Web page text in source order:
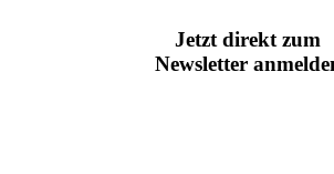
Jetzt direkt zum
Newsletter